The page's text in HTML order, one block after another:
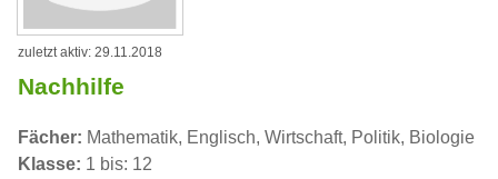
zuletzt aktiv: 29.11.2018
Nachhilfe
Fächer: Mathematik, Englisch, Wirtschaft, Politik, Biologie
Klasse: 1 bis: 12